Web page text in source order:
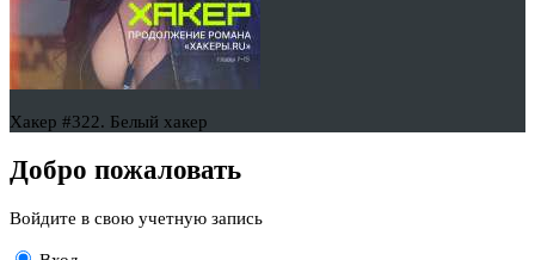
Хакер #322. Белый хакер
Добро пожаловать
Войдите в свою учетную запись